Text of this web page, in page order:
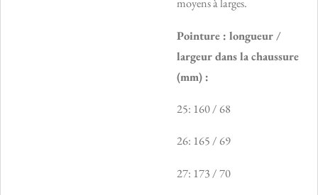
moyens à larges.
Pointure : longueur /
largeur dans la chaussure
(mm) :
25: 160 / 68
26: 165 / 69
27: 173 / 70